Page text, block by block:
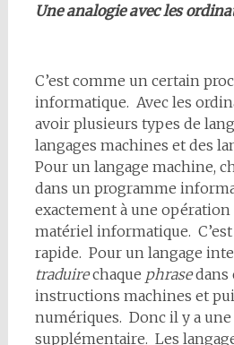
Une analogie avec les
C’est comme un certain
informatique. Avec les
avoir plusieurs types de
langages machines et des
Pour un langage machine,
dans un programme
exactement à une
matériel informatique.
rapide. Pour un langage
traduirechaque phrasedans
instructions machines et
numériques. Donc il y a une
supplémentaire. Les